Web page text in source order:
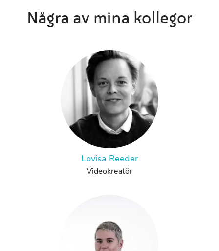
Några av mina kollegor
Lovisa Reeder
Videokreatör